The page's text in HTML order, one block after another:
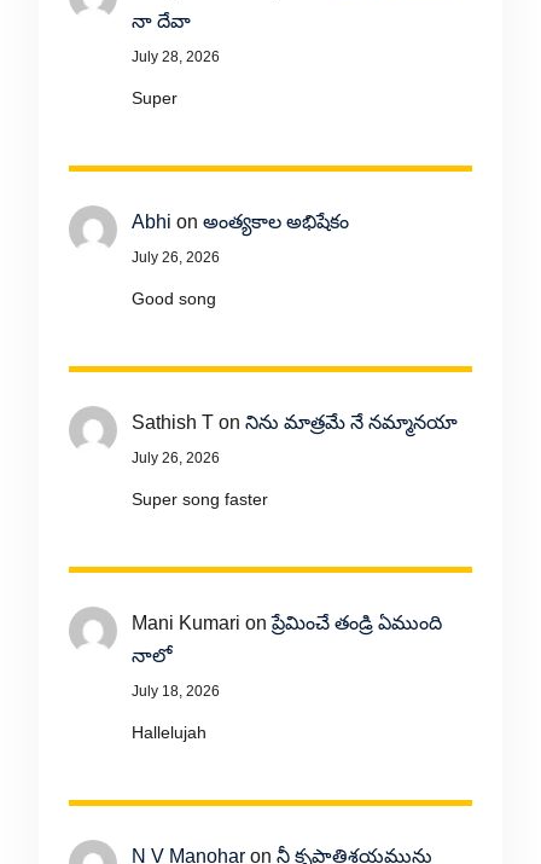
నా దేవా
July 28, 2026
Super
Abhi on అంత్యకాల అభిషేకం
July 26, 2026
Good song
Sathish Ton నిను మాత్రమే నే నమ్మానయా
July 26, 2026
Super song faster
Mani Kumari onప్రేమించే తండ్రి ఏముంది
నాలో
July 18, 2026
Hallelujah
N V Manoharon నీ కృపాతిశయమును